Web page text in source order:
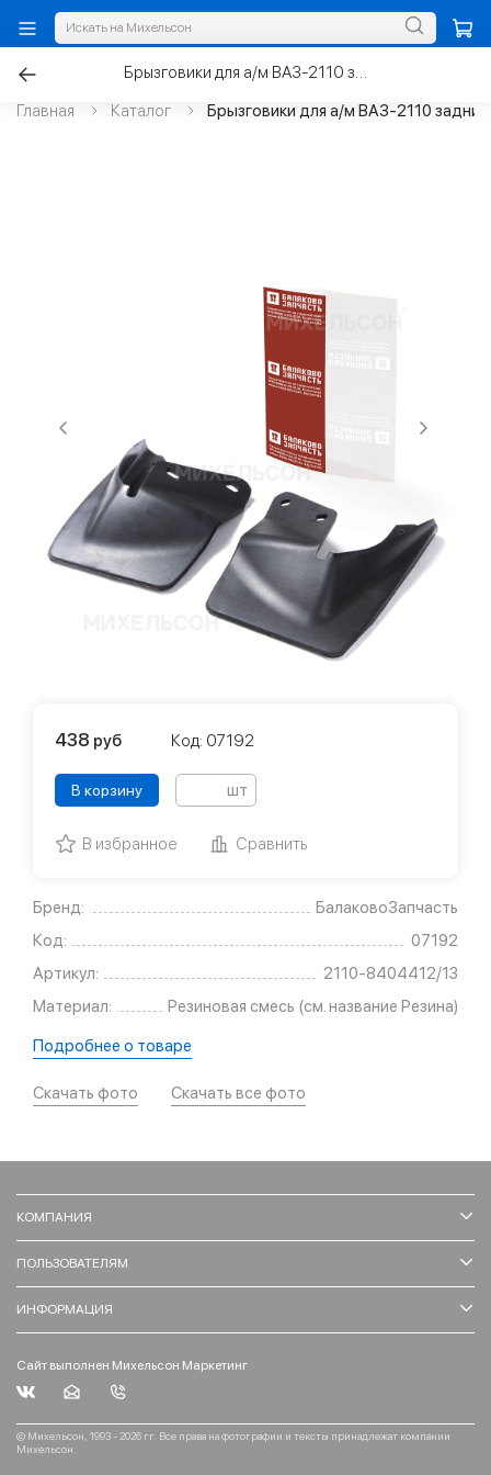
Главная Каталог Брызговики для а/м ВАЗ-2110 задние
Бренд:
БалаковоЗапчасть
Код:
07192
Артикул:
2110-8404412/13
Материал:
Резиновая смесь (см. название Резина)
Подробнее о товаре
Скачать фото Скачать все фото
438 руб Код: 07192
В корзину шт
В избранное Сравнить
КОМПАНИЯ
ПОЛЬЗОВАТЕЛЯМ
ИНФОРМАЦИЯ
Сайт выполнен Михельсон Маркетинг
© Михельсон, 1993 - 2026 гг. Все права на фотографии и тексты принадлежат компании
Михельсон.